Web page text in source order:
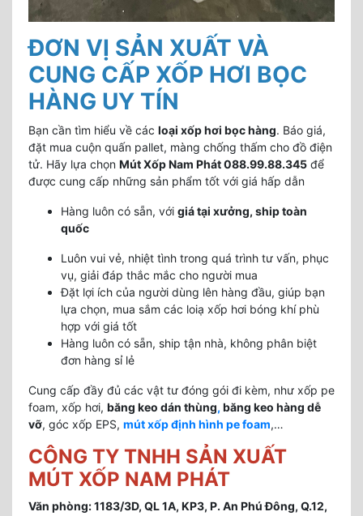
ĐƠN VỊ SẢN XUẤT VÀ
CUNG CẤP XỐP HƠI BỌC
HÀNG UY TÍN
Bạn cần tìm hiểu về các loại xốp hơi bọc hàng. Báo giá,
đặt mua cuộn quấn pallet, màng chống thấm cho đồ điện
tử. Hãy lựa chọn Mút Xốp Nam Phát 088.99.88.345 để
được cung cấp những sản phẩm tốt với giá hấp dẫn
Hàng luôn có sẵn, với giá tại xưởng, ship toàn
quốc
Luôn vui vẻ, nhiệt tình trong quá trình tư vấn, phục
vụ, giải đáp thắc mắc cho người mua
Đặt lợi ích của người dùng lên hàng đầu, giúp bạn
lựa chọn, mua sắm các loiạ xốp hơi bóng khí phù
hợp với giá tốt
Hàng luôn có sẵn, ship tận nhà, không phân biệt
đơn hàng sỉ lẻ
Cung cấp đầy đủ các vật tư đóng gói đi kèm, như xốp pe
foam, xốp hơi, băng keo dán thùng, băng keo hàng dễ
vỡ, góc xốp EPS, mút xốp định hình pe foam,…
CÔNG TY TNHH SẢN XUẤT
MÚT XỐP NAM PHÁT
Văn phòng: 1183/3D, QL 1A, KP3, P. An Phú Đông, Q.12,